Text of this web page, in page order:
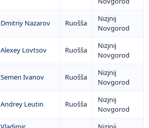
Dmitriy Nazarov Ruošša
Nizjnij
Novgorod
Alexey Lovtsov Ruošša
Nizjnij
Novgorod
Semen Ivanov Ruošša
Nizjnij
Novgorod
Andrey Leutin Ruošša
Nizjnij
Novgorod